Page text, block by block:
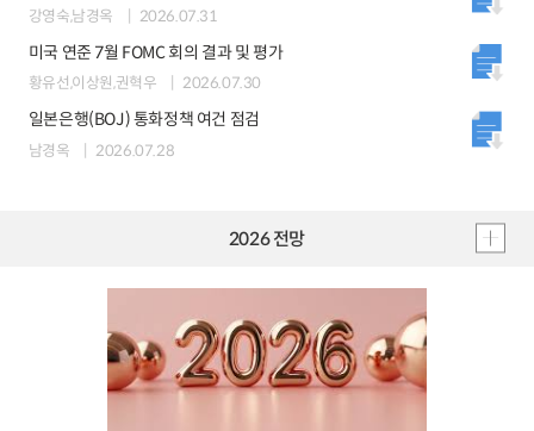
강영숙,남경옥 2026.07.31
미국 연준 7월 FOMC 회의 결과 및 평가
황유선,이상원,권혁우 2026.07.30
일본은행(BOJ) 통화정책 여건 점검
남경옥 2026.07.28
2026 전망